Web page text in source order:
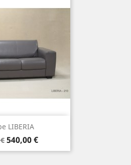
LIBERIA
Prix
540,00 €
rapide